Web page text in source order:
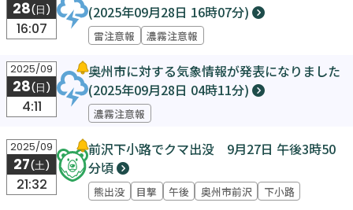
28(日)
16:07
(2025年09月28日 16時07分)
雷注意報 濃霧注意報
2025/09
28(日)
4:11
奥州市に対する気象情報が発表になりました
(2025年09月28日 04時11分)
濃霧注意報
2025/09
27(土)
21:32
前沢下小路でクマ出没 9月27日 午後3時50
分頃
熊出没 目撃 午後 奥州市前沢 下小路